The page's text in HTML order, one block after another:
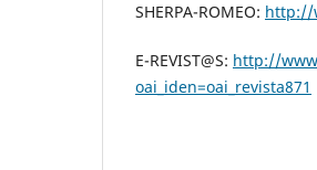
SHERPA-ROMEO: http://
E-REVIST@S: http://
oai_iden=oai_revista871